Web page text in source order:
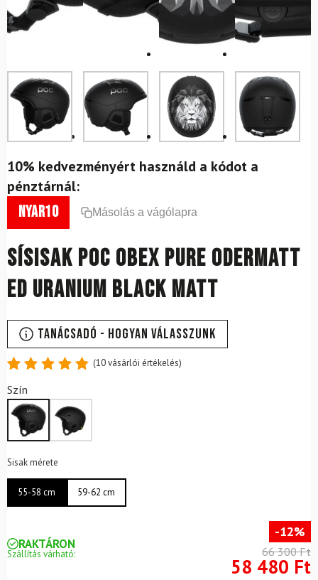
10% kedvezményért használd a kódot a
pénztárnál:
nyar10 Másolás a vágólapra
Sísisak POC Obex Pure Odermatt
Ed Uranium Black Matt
Tanácsadó - Hogyan válasszunk
4.9
ből,
értékelés
alapján
(10vásárlói értékelés)
Szín
Sisak mérete
55-58 cm 59-62 cm
RAKTÁRON
Szállítás várható:
-12%
66 300 Ft
58 480 Ft